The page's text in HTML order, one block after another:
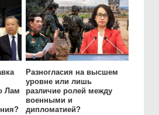
Лам
Разногласия на высшем
уровне или лишь
различие ролей между
военными и
дипломатией?